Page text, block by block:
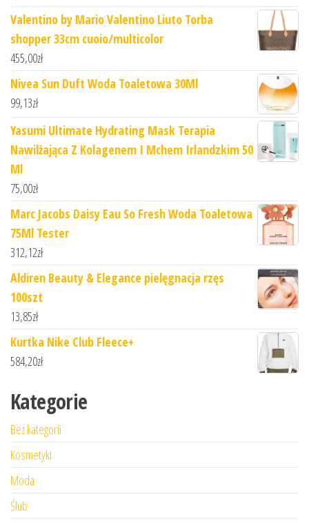
Valentino by Mario Valentino Liuto Torba
shopper 33cm cuoio/multicolor
455,00zł
Nivea Sun Duft Woda Toaletowa 30Ml
99,13zł
Yasumi Ultimate Hydrating Mask Terapia
Nawilżająca Z Kolagenem I Mchem Irlandzkim 50
Ml
75,00zł
Marc Jacobs Daisy Eau So Fresh Woda Toaletowa
75Ml Tester
312,12zł
Aldiren Beauty & Elegance pielęgnacja rzęs
100szt
13,85zł
Kurtka Nike Club Fleece+
584,20zł
Kategorie
Bez kategorii
Kosmetyki
Moda
Ślub